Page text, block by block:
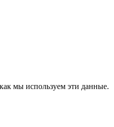
мы используем эти данные.